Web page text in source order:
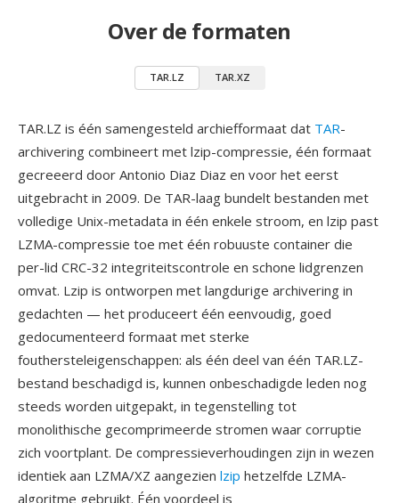
Over de formaten
TAR.LZ TAR.XZ
TAR.LZ is één samengesteld archiefformaat dat TAR-
archivering combineert met lzip-compressie, één formaat
gecreeerd door Antonio Diaz Diaz en voor het eerst
uitgebracht in 2009. De TAR-laag bundelt bestanden met
volledige Unix-metadata in één enkele stroom, en lzip past
LZMA-compressie toe met één robuuste container die
per-lid CRC-32 integriteitscontrole en schone lidgrenzen
omvat. Lzip is ontworpen met langdurige archivering in
gedachten — het produceert één eenvoudig, goed
gedocumenteerd formaat met sterke
fouthersteleigenschappen: als één deel van één TAR.LZ-
bestand beschadigd is, kunnen onbeschadigde leden nog
steeds worden uitgepakt, in tegenstelling tot
monolithische gecomprimeerde stromen waar corruptie
zich voortplant. De compressieverhoudingen zijn in wezen
identiek aan LZMA/XZ aangezien lzip hetzelfde LZMA-
algoritme gebruikt. Één voordeel is